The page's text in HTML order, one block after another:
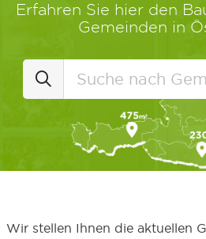
Erfahren Sie hier den
Gemeinden in
Wir stellen Ihnen die aktuellen